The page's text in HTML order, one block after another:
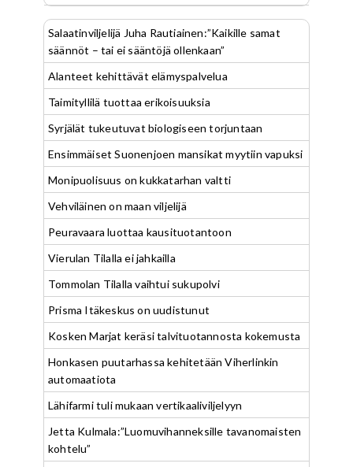
Salaatinviljelijä Juha Rautiainen:”Kaikille samat
säännöt – tai ei sääntöjä ollenkaan”
Alanteet kehittävät elämyspalvelua
Taimityllilä tuottaa erikoisuuksia
Syrjälät tukeutuvat biologiseen torjuntaan
Ensimmäiset Suonenjoen mansikat myytiin vapuksi
Monipuolisuus on kukkatarhan valtti
Vehviläinen on maan viljelijä
Peuravaara luottaa kausituotantoon
Vierulan Tilalla ei jahkailla
Tommolan Tilalla vaihtui sukupolvi
Prisma Itäkeskus on uudistunut
Kosken Marjat keräsi talvituotannosta kokemusta
Honkasen puutarhassa kehitetään Viherlinkin
automaatiota
Lähifarmi tuli mukaan vertikaaliviljelyyn
Jetta Kulmala:”Luomuvihanneksille tavanomaisten
kohtelu”